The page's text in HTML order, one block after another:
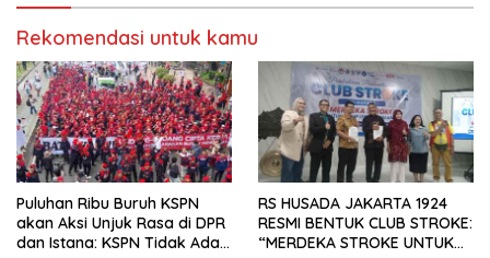
Mancanegara”.
Rekomendasi untuk kamu
Puluhan Ribu Buruh KSPN
akan Aksi Unjuk Rasa di DPR
dan Istana: KSPN Tidak Ada
RS HUSADA JAKARTA 1924
RESMI BENTUK CLUB STROKE:
“MERDEKA STROKE UNTUK